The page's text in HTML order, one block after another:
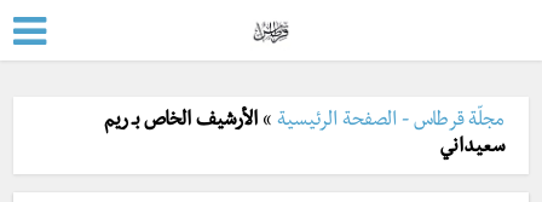
مجلّة قرطاس - الصفحة الرئيسية »الأرشيف الخاص بـ ريم
سعيداني